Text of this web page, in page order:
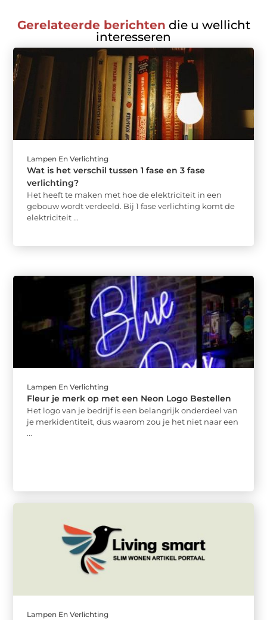
Gerelateerde berichten die u wellicht
interesseren
Lampen En Verlichting
Wat is het verschil tussen 1 fase en 3 fase
verlichting?
Het heeft te maken met hoe de elektriciteit in een
gebouw wordt verdeeld. Bij 1 fase verlichting komt de
elektriciteit ...
Lampen En Verlichting
Fleur je merk op met een Neon Logo Bestellen
Het logo van je bedrijf is een belangrijk onderdeel van
je merkidentiteit, dus waarom zou je het niet naar een
...
Lampen En Verlichting